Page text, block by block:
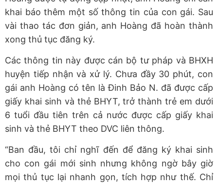
khai báo thêm một số thông tin của con gái. Sau
vài thao tác đơn giản, anh Hoàng đã hoàn thành
xong thủ tục đăng ký.
Các thông tin này được cán bộ tư pháp và BHXH
huyện tiếp nhận và xử lý. Chưa đầy 30 phút, con
gái anh Hoàng có tên là Đinh Bảo N. đã được cấp
giấy khai sinh và thẻ BHYT, trở thành trẻ em dưới
6 tuổi đầu tiên trên cả nước được cấp giấy khai
sinh và thẻ BHYT theo DVC liên thông.
“Ban đầu, tôi chỉ nghĩ đến để đăng ký khai sinh
cho con gái mới sinh nhưng không ngờ bây giờ
mọi thủ tục lại nhanh gọn, tích hợp như thế. Chỉ